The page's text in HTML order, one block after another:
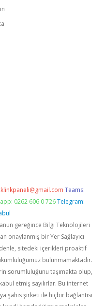
Teams:
0262 606 0 726 Telegram:
gereğince Bilgi Teknolojileri
onaylanmış bir Yer Sağlayıcı
sitedeki içerikleri proaktif
bulunmamaktadır.
sorumluluğunu taşımakta olup,
etmiş sayılırlar. Bu internet
şahıs şirketi ile hiçbir bağlantısı